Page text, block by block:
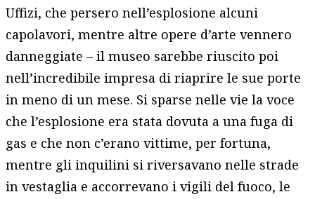
Uffizi, che persero nell’esplosione alcuni
capolavori, mentre altre opere d’arte vennero
danneggiate – il museo sarebbe riuscito poi
nell’incredibile impresa di riaprire le sue porte
in meno di un mese. Si sparse nelle vie la voce
che l’esplosione era stata dovuta a una fuga di
gas e che non c’erano vittime, per fortuna,
mentre gli inquilini si riversavano nelle strade
in vestaglia e accorrevano i vigili del fuoco, le